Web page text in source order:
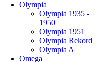
Olympia
Olympia 1935 -
1950
Olympia 1951
Olympia Rekord
Olympia A
Omega